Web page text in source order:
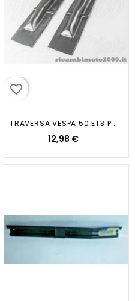
favorite_border
TRAVERSA VESPA 50 ET3 PRIMAVERA...
12,98 €